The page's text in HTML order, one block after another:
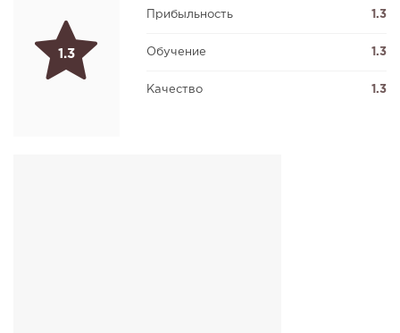
1.3
Прибыльность 1.3
Обучение 1.3
Качество 1.3